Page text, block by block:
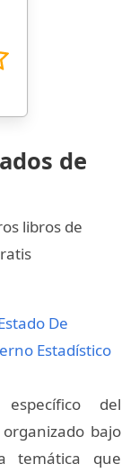
de
libros de
De
Estadístico
del
bajo
temática que